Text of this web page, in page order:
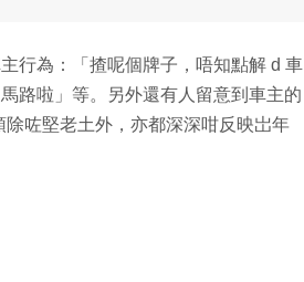
行為：「揸呢個牌子，唔知點解 d 車
路啦」等。另外還有人留意到車主的
咗堅老土外，亦都深深咁反映岀年